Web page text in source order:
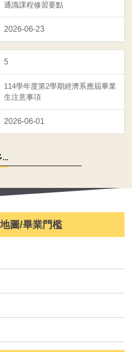
通識課程修習要點
2026-06-23
5
114學年度第2學期經濟系應屆畢業
生注意事項
2026-06-01
...
圖/畢業門檻